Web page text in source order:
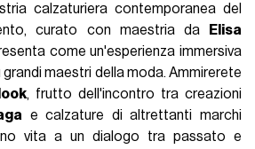
calzaturiera contemporanea del
curato con maestria da
Elisa
come un'esperienza immersiva
grandi maestri della moda. Ammirerete
, frutto dell'incontro tra creazioni
e calzature di altrettanti marchi
vita a un dialogo tra passato e